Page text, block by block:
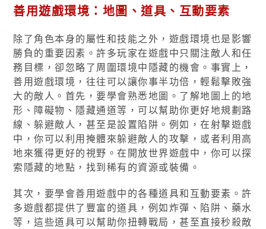
善用遊戲環境：地圖、道具、互動要素
除了角色本身的屬性和技能之外，遊戲環境也是影響
勝負的重要因素。許多玩家在遊戲中只關注敵人和任
務目標，卻忽略了周圍環境中隱藏的機會。事實上，
善用遊戲環境，往往可以讓你事半功倍，輕鬆擊敗強
大的敵人。首先，要學會熟悉地圖。了解地圖上的地
形、障礙物、隱藏通道等，可以幫助你更好地規劃路
線、躲避敵人，甚至是設置陷阱。例如，在射擊遊戲
中，你可以利用掩體來躲避敵人的攻擊，或者利用高
地來獲得更好的視野。在開放世界遊戲中，你可以探
索隱藏的地點，找到稀有的資源或裝備。
其次，要學會善用遊戲中的各種道具和互動要素。許
多遊戲都提供了豐富的道具，例如炸彈、陷阱、藥水
等，這些道具可以幫助你扭轉戰局，甚至直接秒殺敵